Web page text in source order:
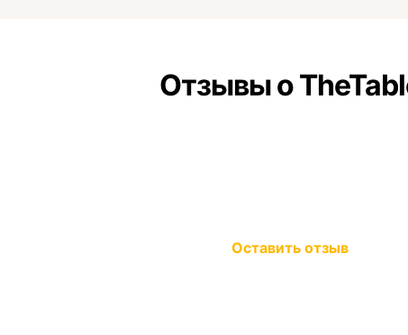
Отзывы о
Оставить отзыв